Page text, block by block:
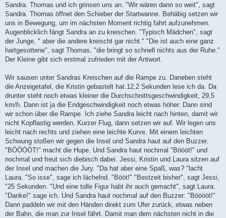
Sandra. Thomas und ich grinsen uns an. "Wir wären dann so weit", sagt
Sandra. Thomas öffnet den Schieber der Startwanne. Behäbig setzen wir
uns in Bewegung, um im nächsten Moment richtig fahrt aufzunehmen.
Augenblicklich fängt Sandra an zu kreischen. "Typisch Mädchen", sagt
der Junge, " aber die andere kreischt gar nicht." "Die ist auch eine ganz
hartgesottene", sagt Thomas, "die bringt so schnell nichts aus der Ruhe."
Der Kleine gibt sich erstmal zufrieden mit der Antwort.
Wir sausen unter Sandras Kreischen auf die Rampe zu. Daneben steht
die Anzeigetafel, die Kristin gebastelt hat.12,2 Sekunden lese ich da. Da
drunter steht noch etwas kleiner die Durchschnittsgeschwindigkeit, 29,5
km/h. Dann ist ja die Endgeschwindigkeit noch etwas höher. Dann sind
wir schon über die Rampe. Ich ziehe Sandra leicht nach hinten, damit wir
nicht Kopflastig werden. Kurzer Flug, dann setzen wir auf. Wir legen uns
leicht nach rechts und ziehen eine leichte Kurve. Mit einem leichten
Schwung stoßen wir gegen die Insel und Sandra haut auf den Buzzer.
"BÖÖÖÖT!" macht die Hupe. Und Sandra haut nochmal "Böööt!" und
nochmal und freut sich diebisch dabei. Jessi, Kristin und Laura sitzen auf
der Insel und machen die Jury. "Da hat aber eine Spaß, was? "lacht
Laura. "So isse", sage ich lächelnd. "Bööt!" "Bestzeit bisher", sagt Jessi,
"25 Sekunden. "Und eine tolle Figur habt ihr auch gemacht", sagt Laura.
"Danke!" sage ich. Und Sandra haut nochmal auf den Buzzer: "Bööööt!"
Dann paddeln wir mit den Händen direkt zum Ufer zurück, etwas neben
der Bahn, die man zur Insel fährt. Damit man dem nächsten nicht in die